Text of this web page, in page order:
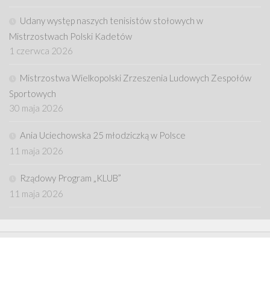
Udany występ naszych tenisistów stołowych w
Mistrzostwach Polski Kadetów
1 czerwca 2026
Mistrzostwa Wielkopolski Zrzeszenia Ludowych Zespołów
Sportowych
30 maja 2026
Ania Uciechowska 25 młodziczką w Polsce
11 maja 2026
Rządowy Program „KLUB”
11 maja 2026